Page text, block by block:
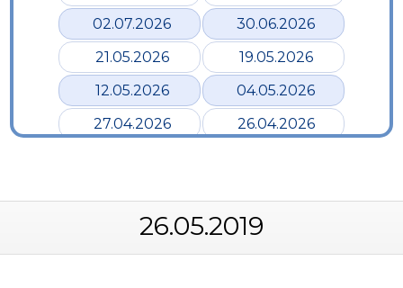
02.07.2026
30.06.2026
21.05.2026
19.05.2026
12.05.2026
04.05.2026
27.04.2026
26.04.2026
28.03.2026
24.03.2026
19.03.2026
12.03.2026
26.05.2019